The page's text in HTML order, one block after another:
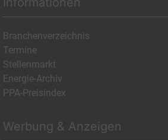
Branchenverzeichnis
Termine
Stellenmarkt
Energie-Archiv
PPA-Preisindex
Werbung & Anzeigen